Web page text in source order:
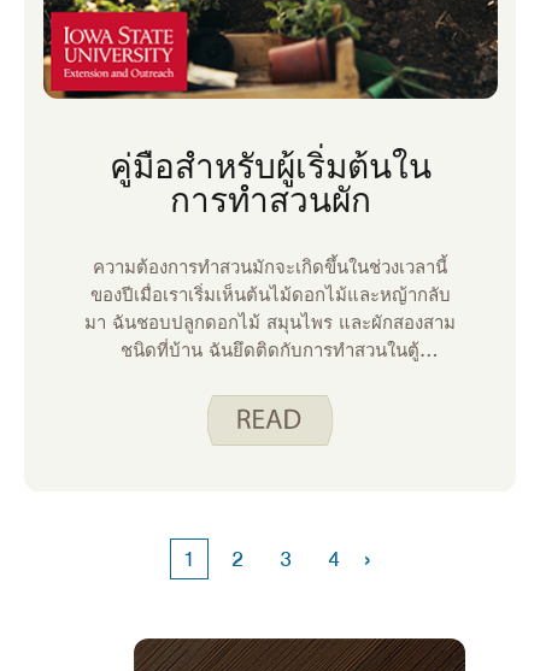
คู่มือสําหรับผู้เริ่มต้นใน
การทําสวนผัก
ความต้องการทําสวนมักจะเกิดขึ้นในช่วงเวลานี้
ของปีเมื่อเราเริ่มเห็นต้นไม้ดอกไม้และหญ้ากลับ
มา ฉันชอบปลูกดอกไม้ สมุนไพร และผักสองสาม
ชนิดที่บ้าน ฉันยึดติดกับการทําสวนในตู้
หรือแปลงในพื้นดิน แม้ในระดับที่เล็กมาก แต่การ
ทําสวนก็เป็นที่มาของความสุขสําหรับฉัน การทํา
กกําลังกายและการบรรเทาความเครียด การทํา
สวนยังสามารถเป็นจุดเชื่อมโยงที่มีคุณค่าระหว่าง
ของคุณกับครอบครัวหรือเพื่อนบ้าน
1 2 3 4 ›